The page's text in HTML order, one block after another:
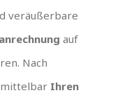
veräußerbare
auf
Nach
Ihren